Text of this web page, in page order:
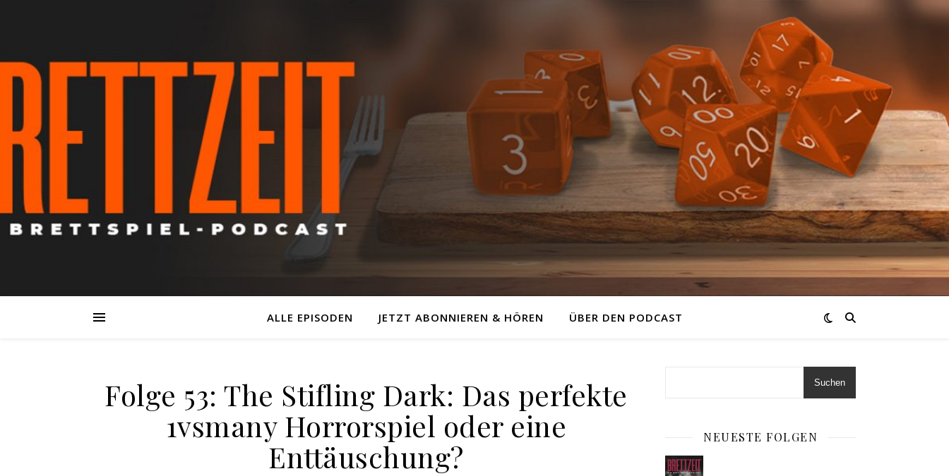
ALLE EPISODEN JETZT ABONNIEREN & HÖREN ÜBER DEN PODCAST
Folge 53: The Stifling Dark: Das perfekte
1vsmany Horrorspiel oder eine
Enttäuschung?
Suchen
NEUESTE FOLGEN